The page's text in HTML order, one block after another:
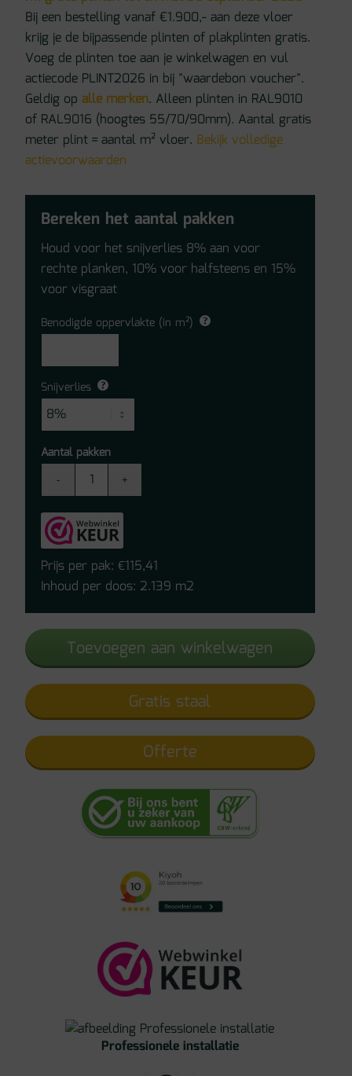
Bij een bestelling vanaf €1.900,- aan deze vloer
krijg je de bijpassende plinten of plakplinten gratis.
Voeg de plinten toe aan je winkelwagen en vul
actiecode PLINT2026 in bij "waardebon voucher".
Geldig opalle merken. Alleen plinten in RAL9010
of RAL9016 (hoogtes 55/70/90mm). Aantal gratis
meter plint = aantal m² vloer. Bekijk volledige
actievoorwaarden
Bereken het aantal pakken
Houd voor het snijverlies 8% aan voor
rechte planken, 10% voor halfsteens en 15%
voor visgraat
Benodigde oppervlakte (in m²)
Snijverlies
Aantal pakken
Rustique
-
C15072
Click
PVC
Prijs per pak:€115,41
Inhoud per doos: 2.139 m2
Toevoegen aan winkelwagen
Gratis staal
Offerte
Professionele installatie